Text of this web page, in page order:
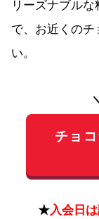
リーズナブル
で、お近くの
い。
チョ
★入会日